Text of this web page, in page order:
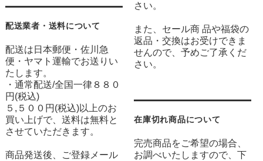
配送業者・送料について
配送は日本郵便・佐川急
便・ヤマト運輸でお送りい
たします。
・通常配送/全国一律８８０
円(税込)
５,５００円(税込)以上のお
買い上げで、送料は無料と
させていただきます。
商品発送後、ご登録メール
さい。
また、セール商 品や福袋の
返品・交換はお受けできま
せんので、予めご了承くだ
さい。
在庫切れ商品について
完売商品をご希望の場合、
お調べいたしますので、下